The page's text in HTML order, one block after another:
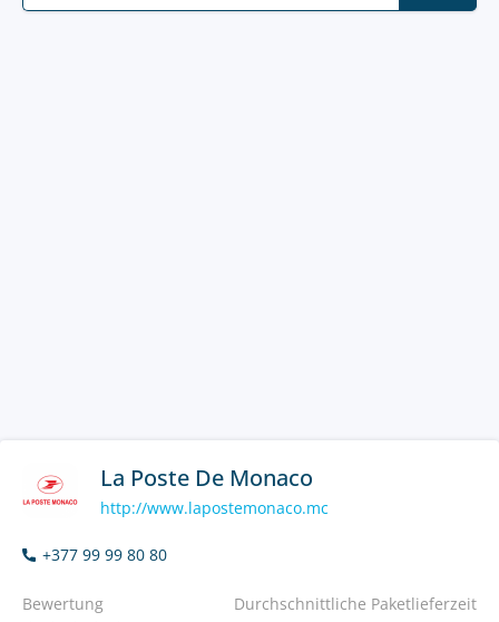
La Poste De Monaco
http://www.lapostemonaco.mc
+377 99 99 80 80
Bewertung Durchschnittliche Paketlieferzeit